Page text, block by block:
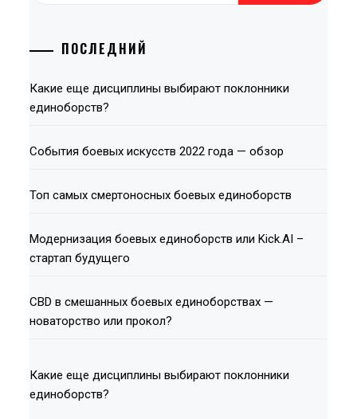
ПОСЛЕДНИЙ
Какие еще дисциплины выбирают поклонники
единоборств?
События боевых искусств 2022 года — обзор
Топ самых смертоносных боевых единоборств
Модернизация боевых единоборств или Kick.AI –
стартап будущего
СВD в смешанных боевых единоборствах —
новаторство или прокол?
Какие еще дисциплины выбирают поклонники
единоборств?